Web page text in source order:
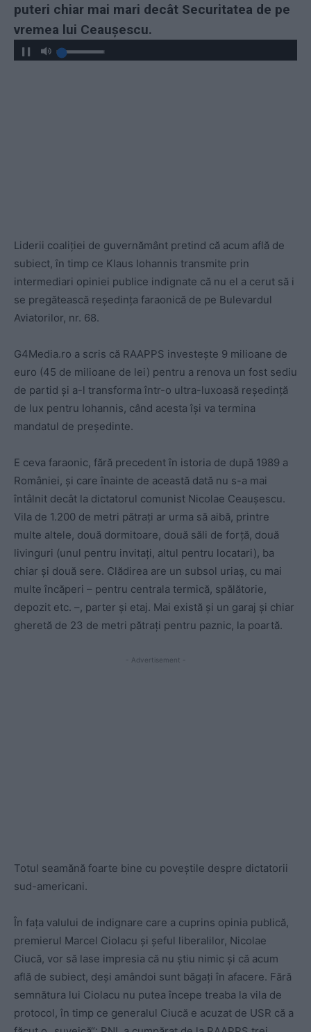
puteri chiar mai mari decât Securitatea de pe
vremea lui Ceaușescu.
Liderii coaliției de guvernământ pretind că acum află de
subiect, în timp ce Klaus Iohannis transmite prin
intermediari opiniei publice indignate că nu el a cerut să i
se pregătească reședința faraonică de pe Bulevardul
Aviatorilor, nr. 68.
G4Media.ro a scris că RAAPPS investește 9 milioane de
euro (45 de milioane de lei) pentru a renova un fost sediu
de partid și a-l transforma într-o ultra-luxoasă reședință
de lux pentru Iohannis, când acesta își va termina
mandatul de președinte.
E ceva faraonic, fără precedent în istoria de după 1989 a
României, și care înainte de această dată nu s-a mai
întâlnit decât la dictatorul comunist Nicolae Ceaușescu.
Vila de 1.200 de metri pătrați ar urma să aibă, printre
multe altele, două dormitoare, două săli de forță, două
livinguri (unul pentru invitați, altul pentru locatari), ba
chiar și două sere. Clădirea are un subsol uriaș, cu mai
multe încăperi – pentru centrala termică, spălătorie,
depozit etc. –, parter și etaj. Mai există și un garaj și chiar
gheretă de 23 de metri pătrați pentru paznic, la poartă.
- Advertisement -
Totul seamănă foarte bine cu poveștile despre dictatorii
sud-americani.
În fața valului de indignare care a cuprins opinia publică,
premierul Marcel Ciolacu și șeful liberalilor, Nicolae
Ciucă, vor să lase impresia că nu știu nimic și că acum
află de subiect, deși amândoi sunt băgați în afacere. Fără
semnătura lui Ciolacu nu putea începe treaba la vila de
protocol, în timp ce generalul Ciucă e acuzat de USR că a